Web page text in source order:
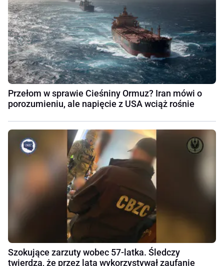
Przełom w sprawie Cieśniny Ormuz? Iran mówi o
porozumieniu, ale napięcie z USA wciąż rośnie
Szokujące zarzuty wobec 57-latka. Śledczy
twierdzą, że przez lata wykorzystywał zaufanie